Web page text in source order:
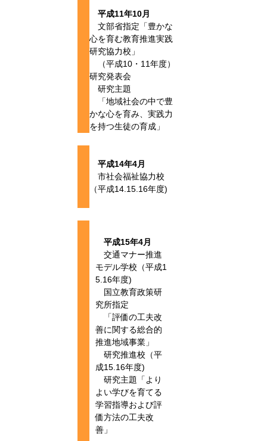
平成11年10月
文部省指定「豊かな
心を育む教育推進実践
研究協力校」
（平成10・11年度）
研究発表会
研究主題
「地域社会の中で豊
かな心を育み、実践力
を持つ生徒の育成」
平成14年4月
市社会福祉協力校
（平成14.15.16年度)
平成15年4月
交通マナー推進
モデル学校（平成1
5.16年度)
国立教育政策研
究所指定
「評価の工夫改
善に関する総合的
推進地域事業」
研究推進校（平
成15.16年度)
研究主題「より
よい学びを育てる
学習指導および評
価方法の工夫改
善」